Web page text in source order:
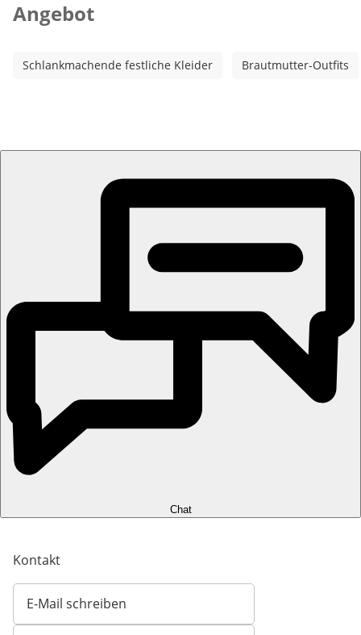
Angebot
Schlankmachende festliche Kleider Brautmutter-Outfits
Chat
Kontakt
E-Mail schreiben
Öffnet E-Mail-Client